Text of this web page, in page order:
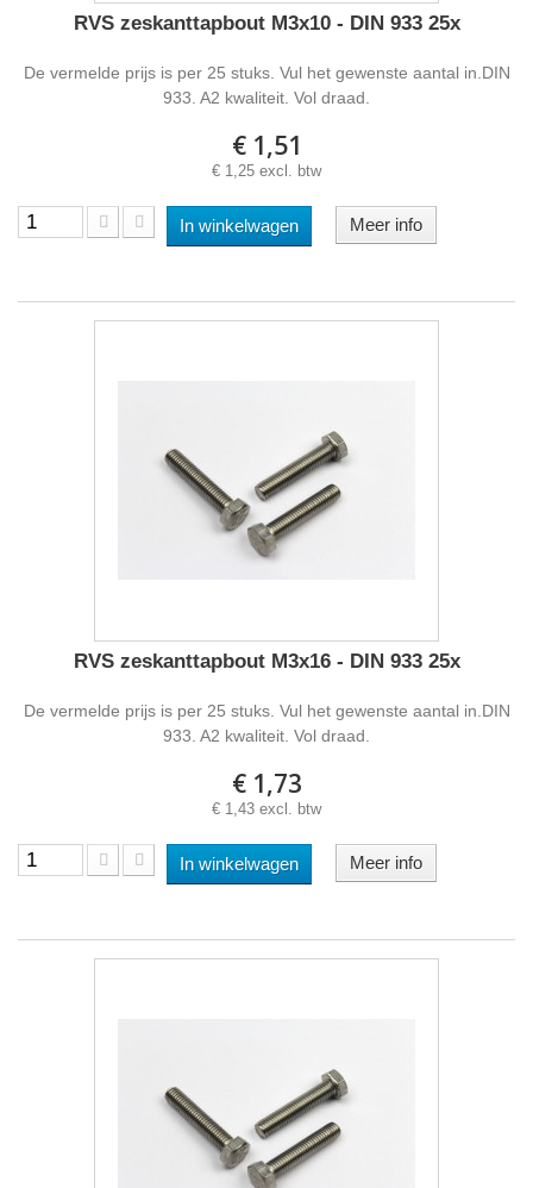
RVS zeskanttapbout M3x10 - DIN 933 25x
De vermelde prijs is per 25 stuks. Vul het gewenste aantal in.DIN
933. A2 kwaliteit. Vol draad.
€ 1,51
€ 1,25 excl. btw
In winkelwagen Meer info
RVS zeskanttapbout M3x16 - DIN 933 25x
De vermelde prijs is per 25 stuks. Vul het gewenste aantal in.DIN
933. A2 kwaliteit. Vol draad.
€ 1,73
€ 1,43 excl. btw
In winkelwagen Meer info